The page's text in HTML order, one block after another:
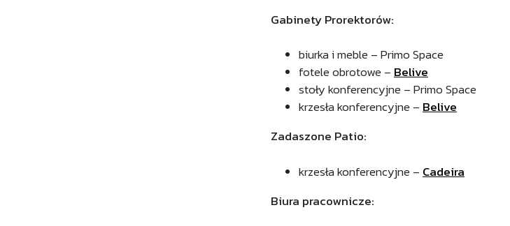
Gabinety Prorektorów:
biurka i meble – Primo Space
fotele obrotowe –Belive
stoły konferencyjne – Primo Space
krzesła konferencyjne –Belive
Zadaszone Patio:
krzesła konferencyjne – Cadeira
Biura pracownicze: